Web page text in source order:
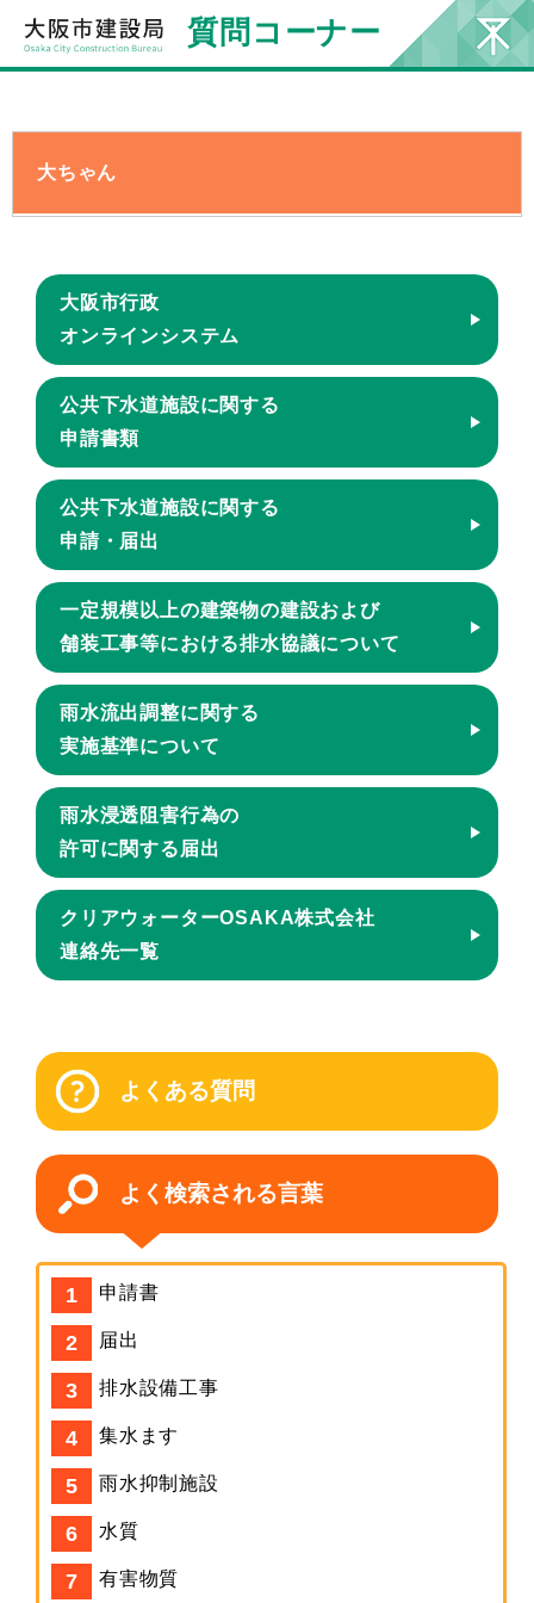
質問コーナー
大阪市行政
オンラインシステム
公共下水道施設に関する
申請書類
公共下水道施設に関する
申請・届出
一定規模以上の建築物の建設および
舗装工事等における排水協議について
雨水流出調整に関する
実施基準について
雨水浸透阻害行為の
許可に関する届出
クリアウォーターOSAKA株式会社
連絡先一覧
大ちゃん
よくある質問
よく検索される言葉
申請書
届出
排水設備工事
集水ます
雨水抑制施設
水質
有害物質